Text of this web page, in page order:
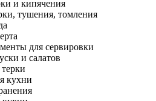
и кипячения
тушения, томления
для сервировки
и салатов
кухни